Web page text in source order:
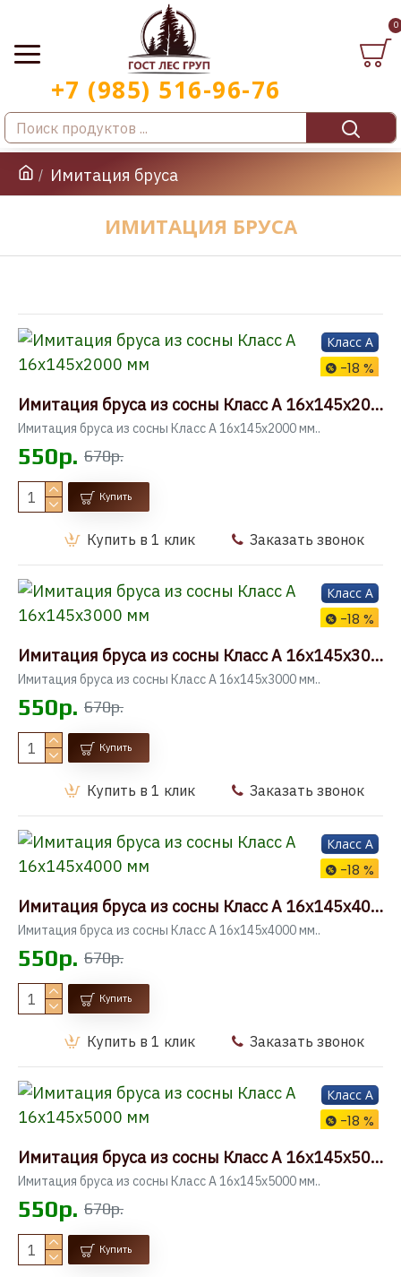
0
Имитация бруса
ИМИТАЦИЯ БРУСА
Класс A
-18 %
Имитация бруса из сосны Класс А 16x145x2000 мм
Имитация бруса из сосны Класс А 16x145x2000 мм..
550р. 670р.
Купить
Купить в 1 клик Заказать звонок
Класс A
-18 %
Имитация бруса из сосны Класс А 16x145x3000 мм
Имитация бруса из сосны Класс А 16x145x3000 мм..
550р. 670р.
Купить
Купить в 1 клик Заказать звонок
Класс A
-18 %
Имитация бруса из сосны Класс А 16x145x4000 мм
Имитация бруса из сосны Класс А 16x145x4000 мм..
550р. 670р.
Купить
Купить в 1 клик Заказать звонок
Класс A
-18 %
Имитация бруса из сосны Класс А 16x145x5000 мм
Имитация бруса из сосны Класс А 16x145x5000 мм..
550р. 670р.
Купить